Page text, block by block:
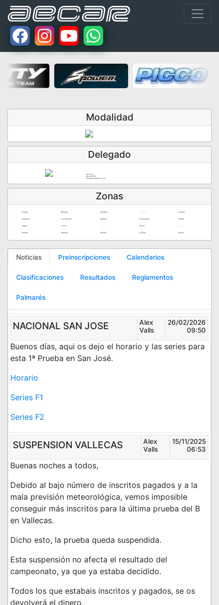
Modalidad
Delegado
Alex Valls
649.234.959
delegado.18tt@aecar.org
Zonas
España Baleares Cantabria Levante
Andalucía C.La Mancha Cataluña Extremadura Madrid
Aragon C.Leon Galicia
Asturias Canarias Euskadi La Rioja Murcia
Noticias Preinscripciones Calendarios
Clasificaciones Resultados Reglamentos
Palmarés
NACIONAL SAN JOSE
Alex
Valls
26/02/2026
09:50
Buenos días, aqui os dejo el horario y las series para
esta 1ª Prueba en San José.
Horario
Series F1
Series F2
SUSPENSION VALLECAS
Alex
Valls
15/11/2025
06:53
Buenas noches a todos,
Debido al bajo número de inscritos pagados y a la
mala previsión meteorológica, vemos imposible
conseguir más inscritos para la última prueba del B
en Vallecas.
Dicho esto, la prueba queda suspendida.
Esta suspensión no afecta el resultado del
campeonato, ya que ya estaba decidido.
Todos los que estabais inscritos y pagados, se os
devolverá el dinero.